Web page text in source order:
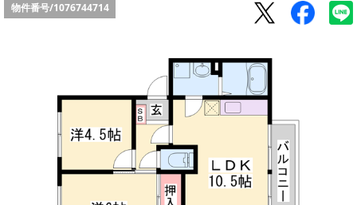
路線·駅から探す
地域から探す
地図から探す
物件番号/1076744714